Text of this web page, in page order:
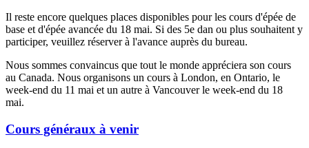
Il reste encore quelques places disponibles pour les cours d'épée de
base et d'épée avancée du 18 mai. Si des 5e dan ou plus souhaitent y
participer, veuillez réserver à l'avance auprès du bureau.
Nous sommes convaincus que tout le monde appréciera son cours
au Canada. Nous organisons un cours à London, en Ontario, le
week-end du 11 mai et un autre à Vancouver le week-end du 18
mai.
Cours généraux à venir